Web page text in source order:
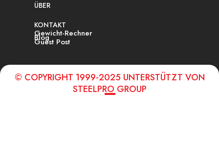
ÜBER
KONTAKT
Gewicht-Rechner
Blog
Guest Post
© COPYRIGHT 1999-2025 UNTERSTÜTZT VON
STEELPRO GROUP